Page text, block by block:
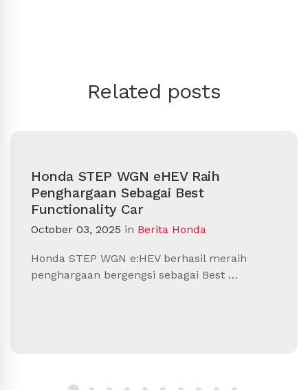
Related posts
Honda STEP WGN eHEV Raih
Penghargaan Sebagai Best
Functionality Car
October 03, 2025 in Berita Honda
Honda STEP WGN e:HEV berhasil meraih
penghargaan bergengsi sebagai Best …